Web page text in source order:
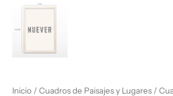
Inicio / Cuadros de Paisajes y Lugares /